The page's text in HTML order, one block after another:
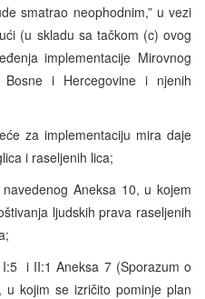
smatrao neophodnim,” u vezi
(u skladu sa tačkom (c) ovog
implementacije Mirovnog
i Hercegovine i njenih
za implementaciju mira daje
i raseljenih lica;
Aneksa 10, u kojem
ljudskih prava raseljenih
I:5 i II:1 Aneksa 7 (Sporazum o
u kojim se izričito pominje plan